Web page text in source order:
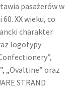
pasażerów w
XX wieku, co
charakter.
logotypy
„Ovaltine” oraz
STRAND